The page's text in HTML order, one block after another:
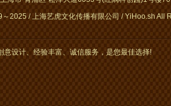
2025 / 上海艺虎文化传播有限公司 / YiHoo.sh All
意设计、经验丰富、诚信服务，是您最佳选择!